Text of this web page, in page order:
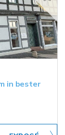
in bester